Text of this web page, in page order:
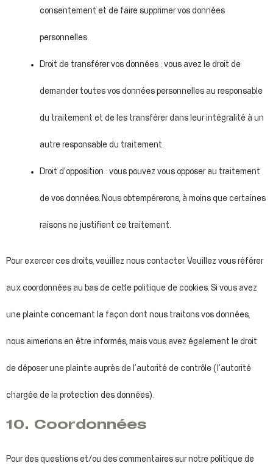
consentement et de faire supprimer vos données
personnelles.
Droit de transférer vos données : vous avez le droit de
demander toutes vos données personnelles au responsable
du traitement et de les transférer dans leur intégralité à un
autre responsable du traitement.
Droit d’opposition : vous pouvez vous opposer au traitement
de vos données. Nous obtempérerons, à moins que certaines
raisons ne justifient ce traitement.
Pour exercer ces droits, veuillez nous contacter. Veuillez vous référer
aux coordonnées au bas de cette politique de cookies. Si vous avez
une plainte concernant la façon dont nous traitons vos données,
nous aimerions en être informés, mais vous avez également le droit
de déposer une plainte auprès de l’autorité de contrôle (l’autorité
chargée de la protection des données).
10. Coordonnées
Pour des questions et/ou des commentaires sur notre politique de